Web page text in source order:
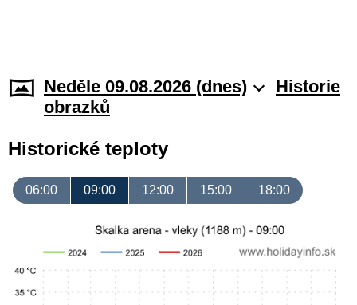
Neděle 09.08.2026 (dnes)
Historie
obrazků
Historické teploty
06:00 09:00 12:00 15:00 18:00